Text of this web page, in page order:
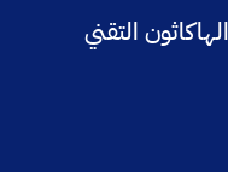
التقني